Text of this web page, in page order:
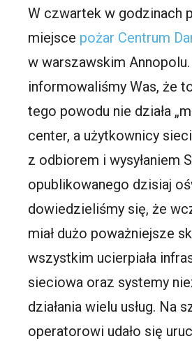
W czwartek w godzinach
miejsce pożar Centrum
w warszawskim
informowaliśmy Was, że
tego powodu nie działa
center, a użytkownicy
z odbiorem i wysyłaniem
opublikowanego dzisiaj
dowiedzieliśmy się, że
miał dużo poważniejsze
wszystkim ucierpiała
sieciowa oraz systemy
działania wielu usług. Na
operatorowi udało się